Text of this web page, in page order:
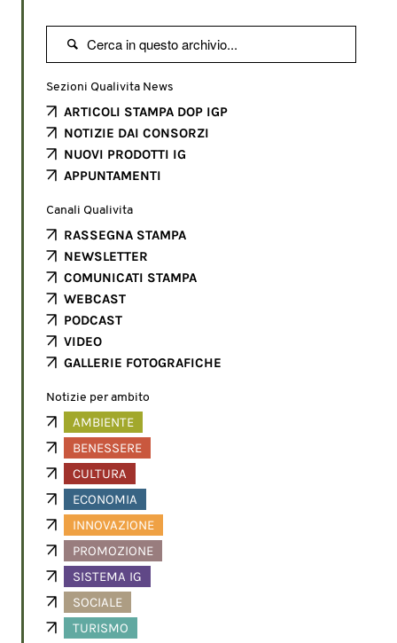

Sezioni Qualivita News
ARTICOLI STAMPA DOP IGP
NOTIZIE DAI CONSORZI
NUOVI PRODOTTI IG
APPUNTAMENTI
Canali Qualivita
RASSEGNA STAMPA
NEWSLETTER
COMUNICATI STAMPA
WEBCAST
PODCAST
VIDEO
GALLERIE FOTOGRAFICHE
Notizie per ambito
AMBIENTE
BENESSERE
CULTURA
ECONOMIA
INNOVAZIONE
PROMOZIONE
SISTEMA IG
SOCIALE
TURISMO